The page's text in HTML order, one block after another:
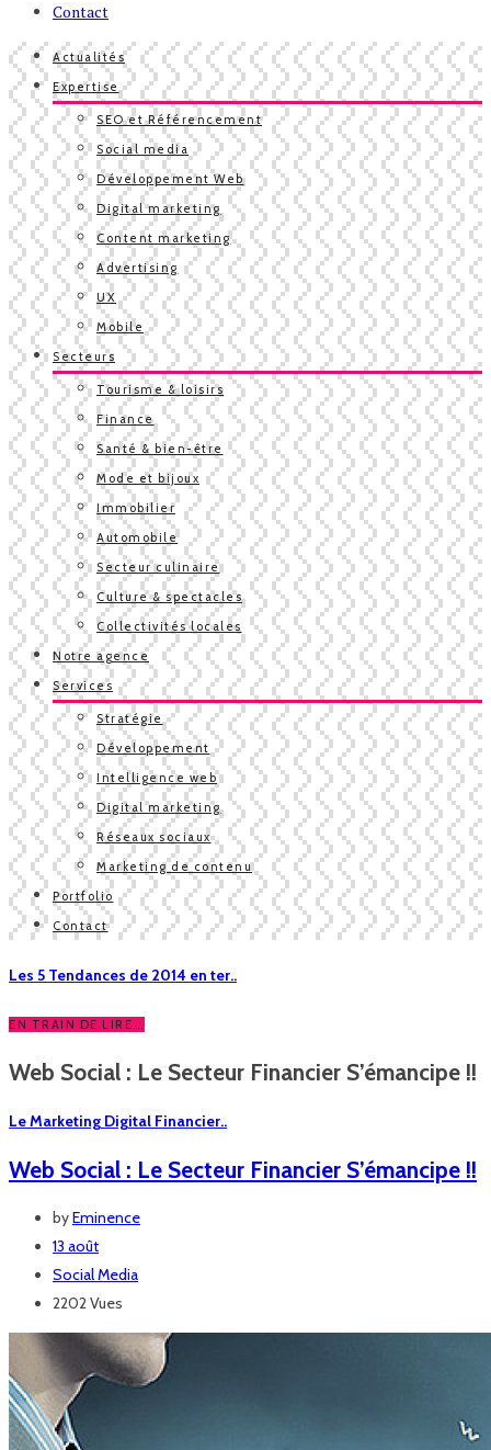
Contact
Actualités
Expertise
SEO et Référencement
Social media
Développement Web
Digital marketing
Content marketing
Advertising
UX
Mobile
Secteurs
Tourisme & loisirs
Finance
Santé & bien-être
Mode et bijoux
Immobilier
Automobile
Secteur culinaire
Culture & spectacles
Collectivités locales
Notre agence
Services
Stratégie
Développement
Intelligence web
Digital marketing
Réseaux sociaux
Marketing de contenu
Portfolio
Contact
Les 5 Tendances de 2014 en ter..
EN TRAIN DE LIRE...
Web Social : Le Secteur Financier S’émancipe !!
Le Marketing Digital Financier..
Web Social : Le Secteur Financier S’émancipe !!
byEminence
13 août
Social Media
2202 Vues